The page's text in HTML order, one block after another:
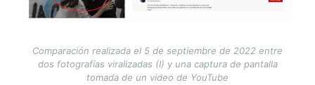
Comparación realizada el 5 de septiembre de 2022 entre
dos fotografías viralizadas (I) y una captura de pantalla
tomada de un video de YouTube